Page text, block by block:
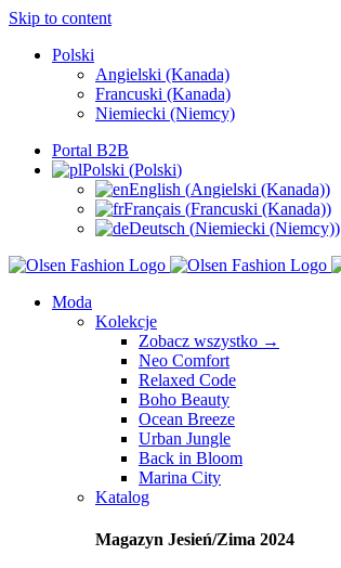
Skip to content
Polski
Angielski (Kanada)
Francuski (Kanada)
Niemiecki (Niemcy)
Portal B2B
Polski (Polski)
English (Angielski (Kanada))
Français (Francuski (Kanada))
Deutsch (Niemiecki (Niemcy))
Moda
Kolekcje
Zobacz wszystko →
Neo Comfort
Relaxed Code
Boho Beauty
Ocean Breeze
Urban Jungle
Back in Bloom
Marina City
Katalog
Magazyn Jesień/Zima 2024